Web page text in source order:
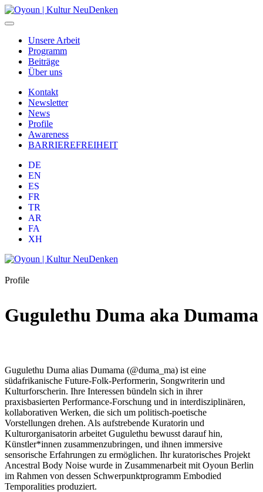
Unsere Arbeit
Programm
Beiträge
Über uns
Kontakt
Newsletter
News
Profile
Awareness
BARRIEREFREIHEIT
DE
EN
ES
FR
TR
AR
FA
XH
Profile
Gugulethu Duma aka Dumama
Gugulethu Duma alias Dumama (@duma_ma) ist eine
südafrikanische Future-Folk-Performerin, Songwriterin und
Kulturforscherin. Ihre Interessen bündeln sich in ihrer
praxisbasierten Performance-Forschung und in interdisziplinären,
kollaborativen Werken, die sich um politisch-poetische
Vorstellungen drehen. Als aufstrebende Kuratorin und
Kulturorganisatorin arbeitet Gugulethu bewusst darauf hin,
Künstler*innen zusammenzubringen, und ihnen immersive
sensorische Erfahrungen zu ermöglichen. Ihr kuratorisches Projekt
Ancestral Body Noise wurde in Zusammenarbeit mit Oyoun Berlin
im Rahmen von dessen Schwerpunktprogramm Embodied
Temporalities produziert.